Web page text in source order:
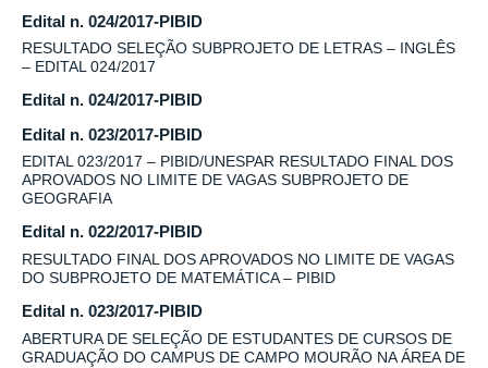
Edital n. 024/2017-PIBID
RESULTADO SELEÇÃO SUBPROJETO DE LETRAS – INGLÊS
– EDITAL 024/2017
Edital n. 024/2017-PIBID
Edital n. 023/2017-PIBID
EDITAL 023/2017 – PIBID/UNESPAR RESULTADO FINAL DOS
APROVADOS NO LIMITE DE VAGAS SUBPROJETO DE
GEOGRAFIA
Edital n. 022/2017-PIBID
RESULTADO FINAL DOS APROVADOS NO LIMITE DE VAGAS
DO SUBPROJETO DE MATEMÁTICA – PIBID
Edital n. 023/2017-PIBID
ABERTURA DE SELEÇÃO DE ESTUDANTES DE CURSOS DE
GRADUAÇÃO DO CAMPUS DE CAMPO MOURÃO NA ÁREA DE